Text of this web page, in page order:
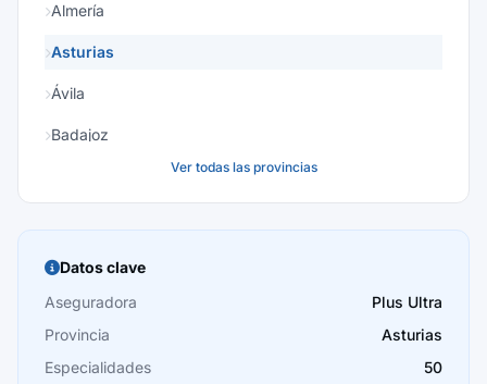
Almería
Asturias
Ávila
Badajoz
Burgos
Cáceres
Cádiz
Ver todas las provincias
Datos clave
Aseguradora
Plus Ultra
Provincia
Asturias
Especialidades
50